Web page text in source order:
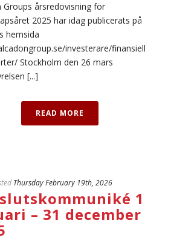
Groups årsredovisning för
2025 har idag publicerats på
hemsida
investerare/finansiell
Stockholm den 26 mars
[...]
READ MORE
Thursday February 19th, 2026
1
– 31 december